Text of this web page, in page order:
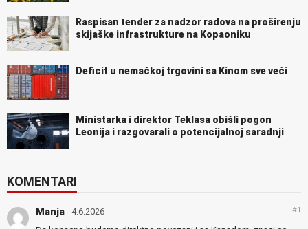
Raspisan tender za nadzor radova na proširenju
skijaške infrastrukture na Kopaoniku
Deficit u nemačkoj trgovini sa Kinom sve veći
Ministarka i direktor Teklasa obišli pogon
Leonija i razgovarali o potencijalnoj saradnji
KOMENTARI
Manja 4.6.2026 #1